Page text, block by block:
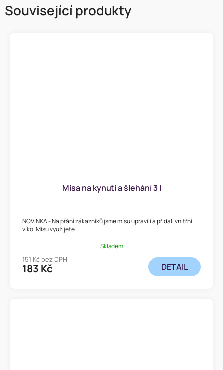
Související produkty
Mísa na kynutí a šlehání 3 l
NOVINKA - Na přání zákazníků jsme mísu upravili a přidali vnitřní
víko. Mísu využijete...
Skladem
151 Kč bez DPH
183 Kč DETAIL